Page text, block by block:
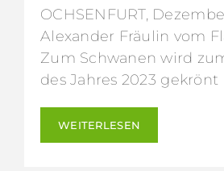
OCHSENFURT,
Alexander Fräulin vom
Zum Schwanen wird
des Jahres 2023 gekrönt
WEITERLESEN